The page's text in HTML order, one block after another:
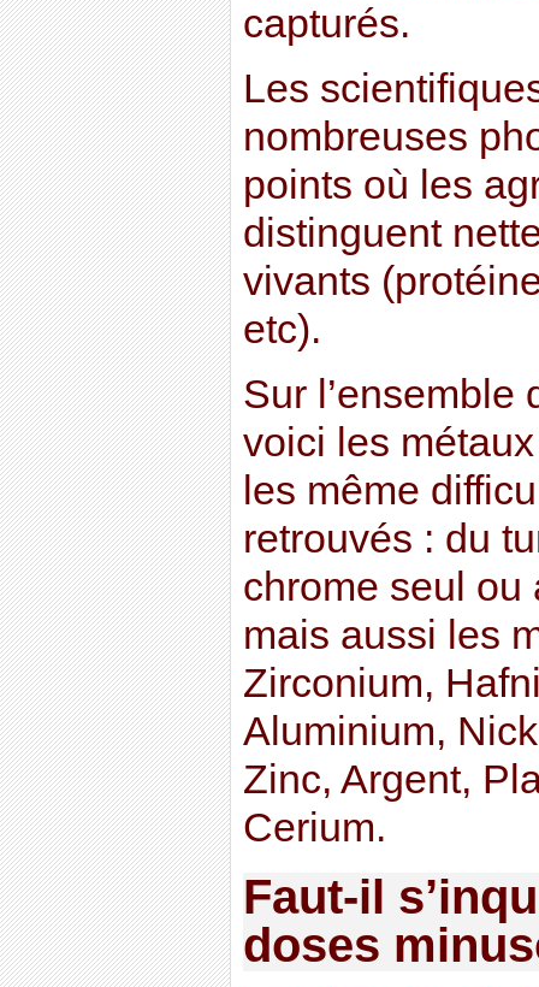
capturés.
Les
nombreuses
points où les
distinguent
vivants
etc).
Sur l’ensemble
voici les
les même
retrouvés : du
chrome seul ou
mais aussi les
Zirconium,
Aluminium,
Zinc, Argent,
Cerium.
Faut-il
doses